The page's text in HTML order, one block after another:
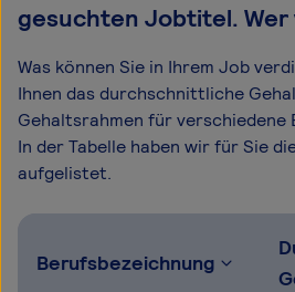
gesuchten Jobtitel. Wer
Was können Sie in Ihrem Job
Ihnen das durchschnittliche
Gehaltsrahmen für verschiedene
In der Tabelle haben wir für Sie
aufgelistet.
Berufsbezeichnung